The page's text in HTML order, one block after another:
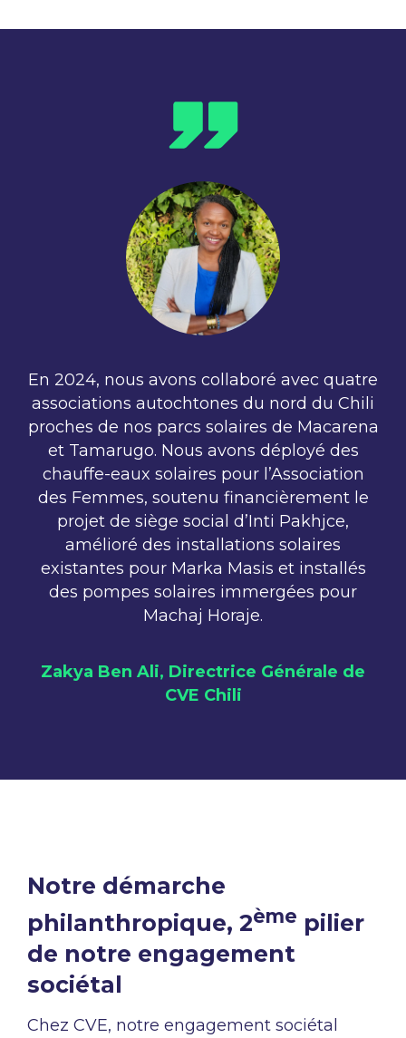
En 2024, nous avons collaboré avec quatre
associations autochtones du nord du Chili
proches de nos parcs solaires de Macarena
et Tamarugo. Nous avons déployé des
chauffe-eaux solaires pour l’Association
des Femmes, soutenu financièrement le
projet de siège social d’Inti Pakhjce,
amélioré des installations solaires
existantes pour Marka Masis et installés
des pompes solaires immergées pour
Machaj Horaje.
Zakya Ben Ali, Directrice Générale de
CVE Chili
Notre démarche
philanthropique, 2ème pilier
de notre engagement
sociétal
Chez CVE, notre engagement sociétal